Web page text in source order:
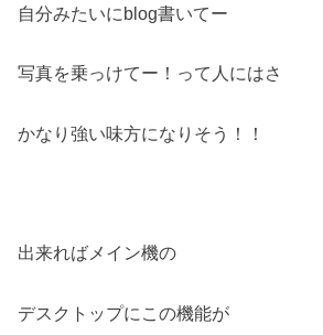
自分みたいにblog書いてー
写真を乗っけてー！って人にはさ
かなり強い味方になりそう！！
出来ればメイン機の
デスクトップにこの機能が